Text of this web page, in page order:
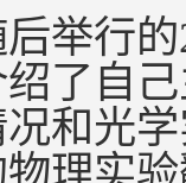
举行
了自
和光
理实